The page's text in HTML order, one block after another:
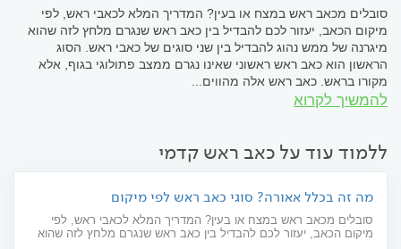
סובלים מכאב ראש במצח או בעין? המדריך המלא לכאבי ראש, לפי
מיקום הכאב, יעזור לכם להבדיל בין כאב ראש שנגרם מלחץ לזה שהוא
מיגרנה של ממש נהוג להבדיל בין שני סוגים של כאבי ראש. הסוג
הראשון הוא כאב ראש ראשוני שאינו נגרם ממצב פתולוגי בגוף, אלא
מקורו בראש. כאב ראש אלה מהווים...
להמשיך לקרוא
ללמוד עוד על כאב ראש קדמי
מה זה בכלל אאורה? סוגי כאב ראש לפי מיקום
סובלים מכאב ראש במצח או בעין? המדריך המלא לכאבי ראש, לפי
מיקום הכאב, יעזור לכם להבדיל בין כאב ראש שנגרם מלחץ לזה שהוא